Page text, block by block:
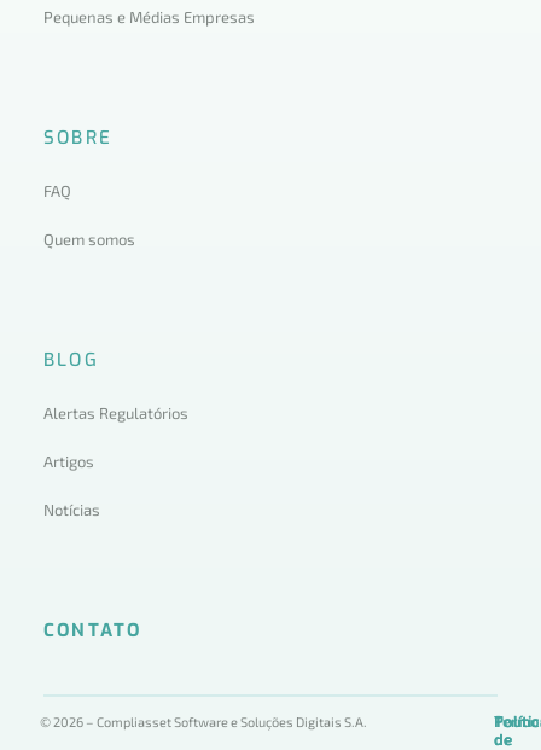
Pequenas e Médias Empresas
SOBRE
FAQ
Quem somos
BLOG
Alertas Regulatórios
Artigos
Notícias
CONTATO
© 2026 – Compliasset Software e Soluções Digitais S.A.
de
de
de